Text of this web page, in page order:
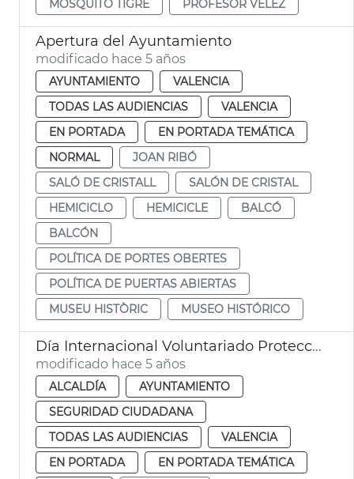
MOSQUITO TIGRE
PROFESOR VELEZ
Apertura del Ayuntamiento
modificado hace 5 años
AYUNTAMIENTO
VALENCIA
TODAS LAS AUDIENCIAS
VALENCIA
EN PORTADA
EN PORTADA TEMÁTICA
NORMAL
JOAN RIBÓ
SALÓ DE CRISTALL
SALÓN DE CRISTAL
HEMICICLO
HEMICICLE
BALCÓ
BALCÓN
POLÍTICA DE PORTES OBERTES
POLÍTICA DE PUERTAS ABIERTAS
MUSEU HISTÒRIC
MUSEO HISTÓRICO
Día Internacional Voluntariado Protección Civil
modificado hace 5 años
ALCALDÍA
AYUNTAMIENTO
SEGURIDAD CIUDADANA
TODAS LAS AUDIENCIAS
VALENCIA
EN PORTADA
EN PORTADA TEMÁTICA